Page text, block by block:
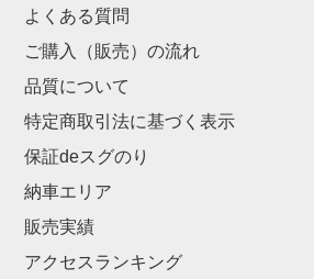
よくある質問
ご購入（販売）の流れ
品質について
特定商取引法に基づく表示
保証deスグのり
納車エリア
販売実績
アクセスランキング